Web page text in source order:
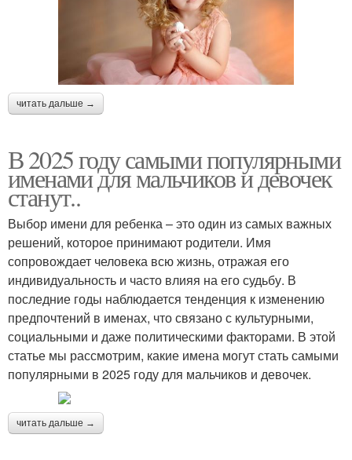
читать дальше →
В 2025 году самыми популярными
именами для мальчиков и девочек
станут..
Выбор имени для ребенка – это один из самых важных
решений, которое принимают родители. Имя
сопровождает человека всю жизнь, отражая его
индивидуальность и часто влияя на его судьбу. В
последние годы наблюдается тенденция к изменению
предпочтений в именах, что связано с культурными,
социальными и даже политическими факторами. В этой
статье мы рассмотрим, какие имена могут стать самыми
популярными в 2025 году для мальчиков и девочек.
читать дальше →